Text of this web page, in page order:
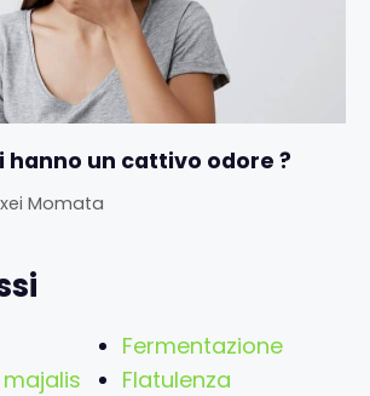
hanno un cattivo odore ?
Momata
Fermentazione
Flatulenza